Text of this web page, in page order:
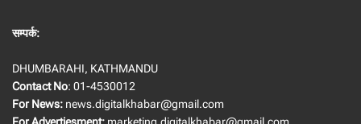
सम्पर्क:
DHUMBARAHI, KATHMANDU
Contact No: 01-4530012
For News: news.digitalkhabar@gmail.com